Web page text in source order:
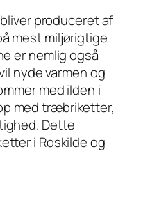
produceret af
mest miljørigtige
er nemlig også
nyde varmen og
med ilden i
med træbriketter,
Dette
i Roskilde og